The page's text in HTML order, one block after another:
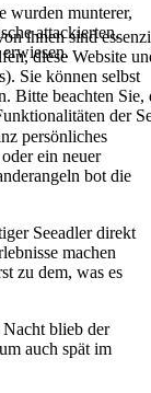
wurden munterer,
attackierten,
persönliches
ein neuer
bot die
Seeadler direkt
machen
zu dem, was es
blieb der
auch spät im
ihnen sind
diese Website
Sie können selbst
Bitte beachten Sie,
der